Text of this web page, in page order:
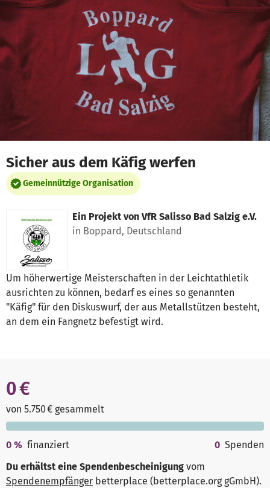
Zum Hauptinhalt springen
Erklärung zur Barrierefreiheit anzeigen
Sicher aus dem Käfig werfen
Gemeinnützige Organisation
Ein Projekt von VfR Salisso Bad Salzig e.V.
in Boppard, Deutschland
Um höherwertige Meisterschaften in der Leichtathletik
ausrichten zu können, bedarf es eines so genannten
"Käfig" für den Diskuswurf, der aus Metallstützen besteht,
an dem ein Fangnetz befestigt wird.
0 €
von 5.750 € gesammelt
0 % finanziert 0 Spenden
Du erhältst eine Spendenbescheinigung vom
Spendenempfänger betterplace (betterplace.org gGmbH).